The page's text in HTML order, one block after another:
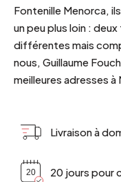
Fontenille Menorca,
un peu plus loin :
différentes mais
nous, Guillaume
meilleures adresses à
Livraison à
20 jours pour